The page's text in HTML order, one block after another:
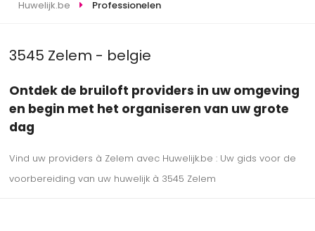
Huwelijk.be Professionelen
3545 Zelem - belgie
Ontdek de bruiloft providers in uw omgeving
en begin met het organiseren van uw grote
dag
Vind uw providers à Zelem avec Huwelijk.be : Uw gids voor de
voorbereiding van uw huwelijk à 3545 Zelem